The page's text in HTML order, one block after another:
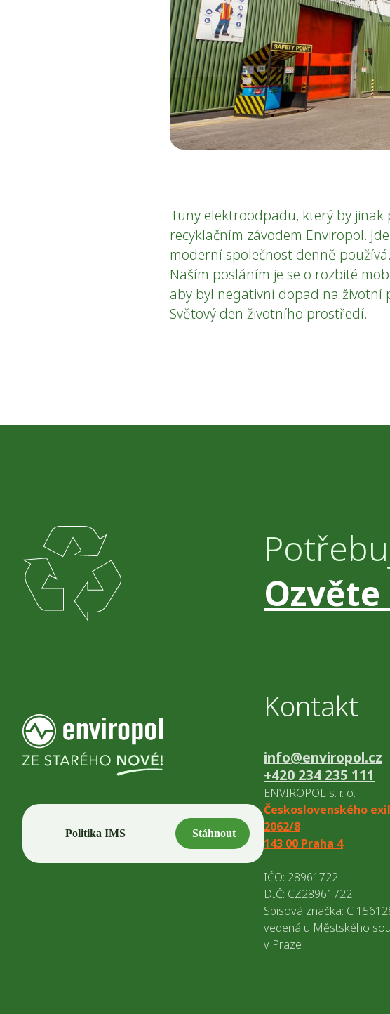
Tuny elektroodpadu, který by
recyklačním závodem Enviropol.
moderní společnost denně používá.
Naším posláním je se o rozbité
aby byl negativní dopad na životní
Světový den životního prostředí.
Politika IMS Stáhnout
Kontakt
info@enviropol.cz
+420 234 235 111
ENVIROPOL s. r. o.
Československého
2062/8
143 00 Praha 4
IČO: 28961722
DIČ: CZ28961722
Spisová značka: C
vedená u Městského
v Praze